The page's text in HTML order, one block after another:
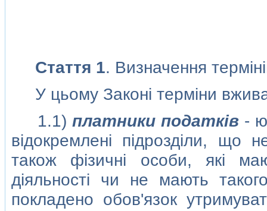
Стаття 1. Визначення
У цьому Законi термiни
1.1)платники податкiв -
вiдокремленi пiдроздiли, що
також фiзичнi особи, якi
дiяльностi чи не мають
покладено обов'язок